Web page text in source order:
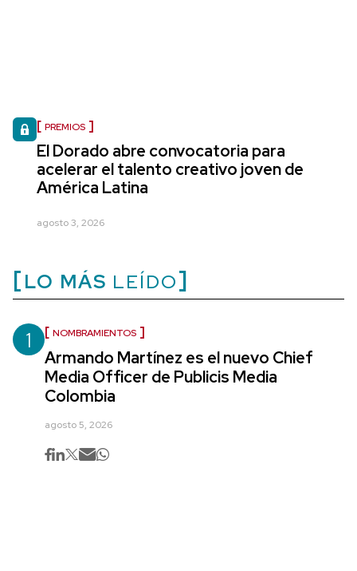
PREMIOS
El Dorado abre convocatoria para
acelerar el talento creativo joven de
América Latina
agosto 3, 2026
LO MÁS LEÍDO
1 NOMBRAMIENTOS
Armando Martínez es el nuevo Chief
Media Officer de Publicis Media
Colombia
agosto 5, 2026